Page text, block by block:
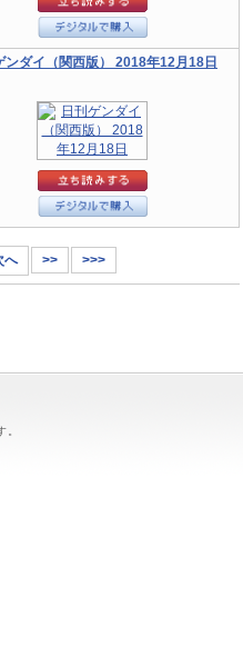
ンダイ（関西版） 2018年12月18日
へ >> >>>